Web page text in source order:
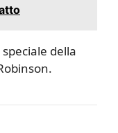
della